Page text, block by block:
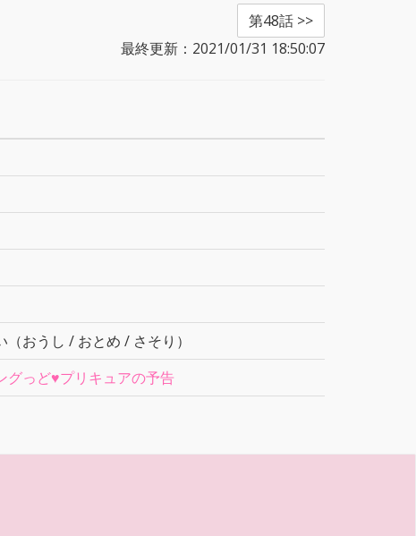
第48話 >>
最終更新：2021/01/31 18:50:07
（おうし / おとめ / さそり）
グっど♥プリキュアの予告